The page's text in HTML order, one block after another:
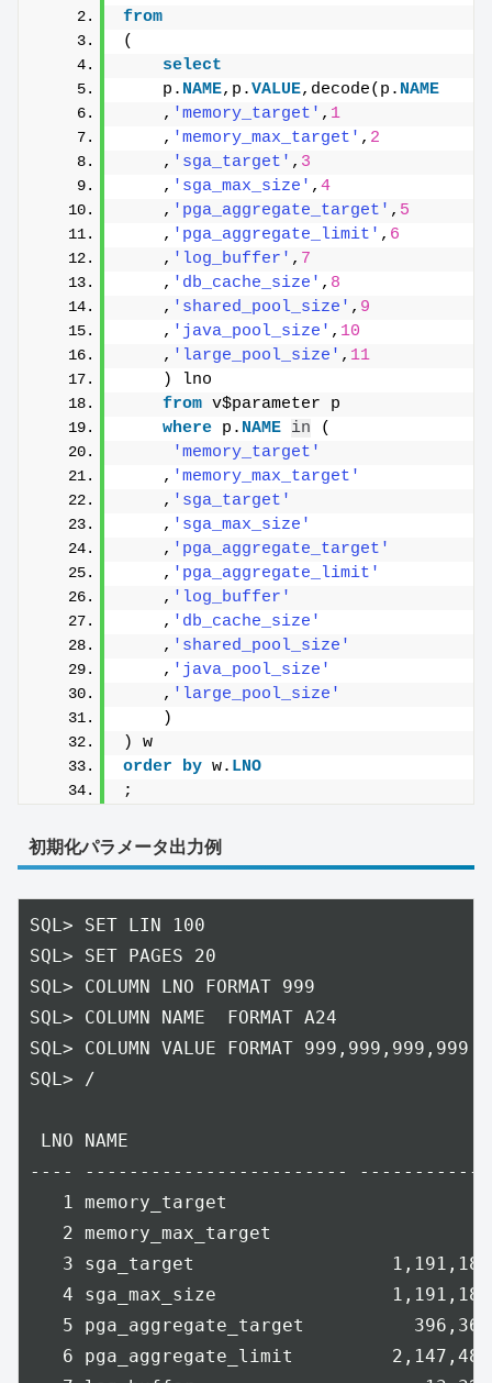
from
(
select
    p.
NAME,p.VALUE,decode(p. NAME
    ,
'memory_target' , 1
    ,
'memory_max_target' , 2
    ,
'sga_target' , 3
    ,
'sga_max_size' , 4
    ,
'pga_aggregate_target' , 5
    ,
'pga_aggregate_limit' , 6
    ,
'log_buffer' , 7
    ,
'db_cache_size' , 8
    ,
'shared_pool_size' , 9
    ,
'java_pool_size' , 10
    ,
'large_pool_size' , 11
    ) lno
from v$parameter p
where p. NAME in (
'memory_target'
    ,
'memory_max_target'
    ,
'sga_target'
    ,
'sga_max_size'
    ,
'pga_aggregate_target'
    ,
'pga_aggregate_limit'
    ,
'log_buffer'
    ,
'db_cache_size'
    ,
'shared_pool_size'
    ,
'java_pool_size'
    ,
'large_pool_size'
    )
) w
order by w. LNO
;
初期化パラメータ出力例
SQL> SET LIN 100
SQL> SET PAGES 20
SQL> COLUMN LNO FORMAT 999
SQL> COLUMN NAME  FORMAT A24
SQL> COLUMN VALUE FORMAT 999,999,999,999
SQL> /
LNO NAME
---- ------------------------
1 memory_target
2 memory_max_target
3 sga_target
4 sga_max_size
5 pga_aggregate_target
6 pga_aggregate_limit